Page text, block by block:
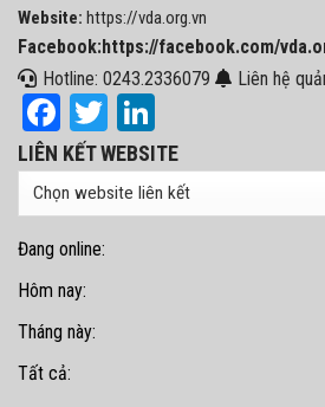
Website: https://vda.org.vn
Facebook:https://facebook.com/
Hotline: 0243.2336079
Liên hệ
Facebook
Twitter
LIÊN KẾT WEBSITE
Đang online:
Hôm nay:
Tháng này:
Tất cả: